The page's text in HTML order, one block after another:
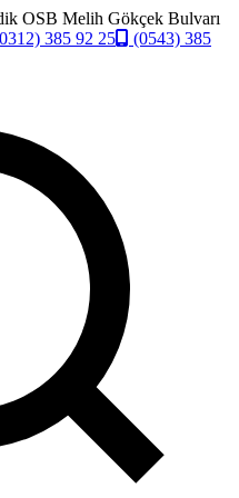
OSB Melih Gökçek Bulvarı
385 92 25
(0543) 385